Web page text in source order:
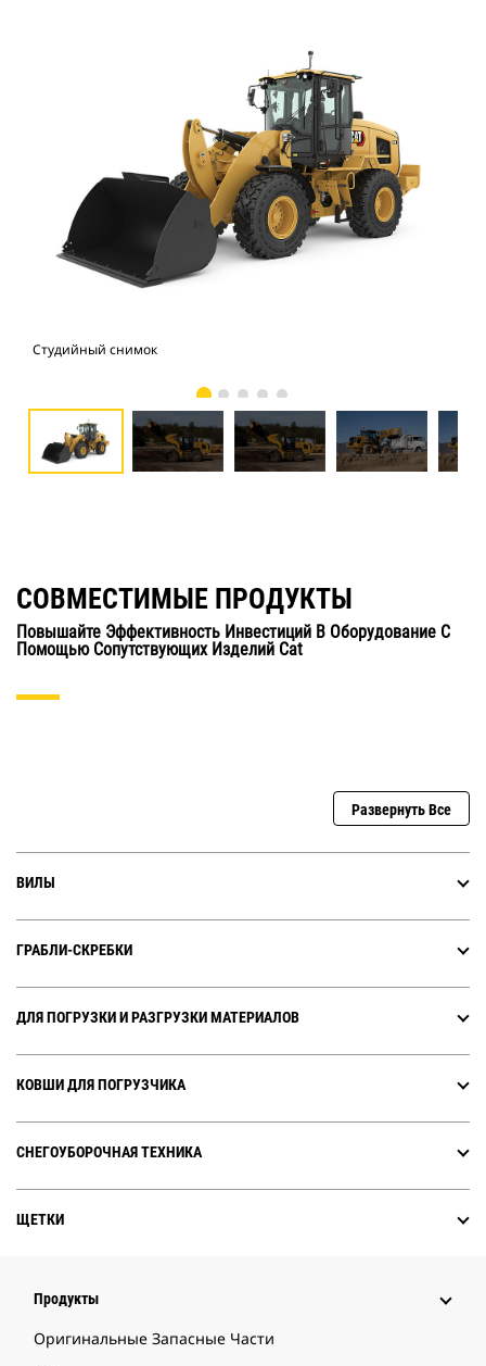
Студийный снимок
СОВМЕСТИМЫЕ ПРОДУКТЫ
Повышайте Эффективность Инвестиций В Оборудование С
Помощью Сопутствующих Изделий Cat
Развернуть Все
ВИЛЫ
ГРАБЛИ-СКРЕБКИ
ДЛЯ ПОГРУЗКИ И РАЗГРУЗКИ МАТЕРИАЛОВ
КОВШИ ДЛЯ ПОГРУЗЧИКА
СНЕГОУБОРОЧНАЯ ТЕХНИКА
ЩЕТКИ
Продукты
Оригинальные Запасные Части